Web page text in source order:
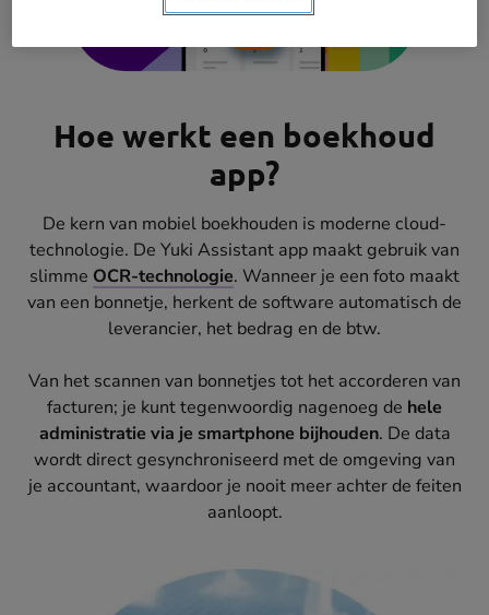
Hoe werkt een boekhoud
app?
De kern van mobiel boekhouden is moderne cloud-
technologie. De Yuki Assistant app maakt gebruik van
slimme OCR-technologie. Wanneer je een foto maakt
van een bonnetje, herkent de software automatisch de
leverancier, het bedrag en de btw.
Van het scannen van bonnetjes tot het accorderen van
facturen; je kunt tegenwoordig nagenoeg de hele
administratie via je smartphone bijhouden. De data
wordt direct gesynchroniseerd met de omgeving van
je accountant, waardoor je nooit meer achter de feiten
aanloopt.